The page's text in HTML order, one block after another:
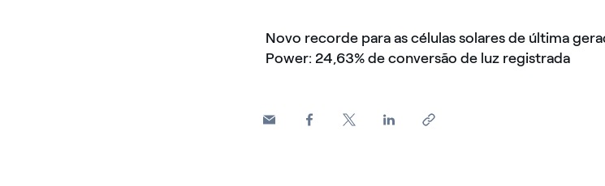
Novo recorde para as células solares de última
Power: 24,63% de conversão de luz registrada